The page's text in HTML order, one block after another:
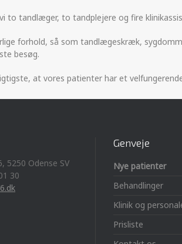
to tandlæger, to tandplejere og fire
forhold, så som tandlægeskræk,
besøg.
at vores patienter har et
5250 Odense SV
30
Genveje
Nye patienter
Behandlinger
Klinik og
Prisliste